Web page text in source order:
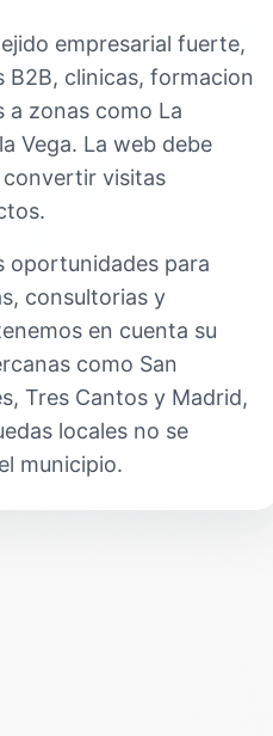
empresarial fuerte,
B2B, clinicas, formacion
a zonas como La
Vega. La web debe
visitas
oportunidades para
consultorias y
en cuenta su
como San
Tres Cantos y Madrid,
locales no se
municipio.